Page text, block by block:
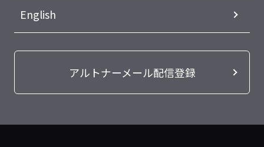
English
アルトナーメール配信登録